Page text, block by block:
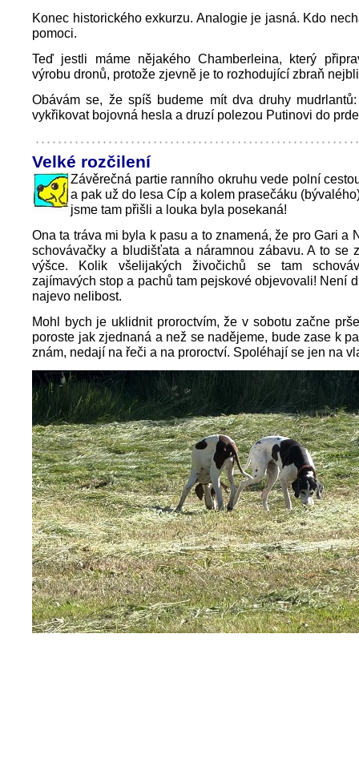
Konec historického exkurzu. Analogie je jasná. Kdo
pomoci.
Teď jestli máme nějakého Chamberleina, který
výrobu dronů, protože zjevně je to rozhodující zbraň
Obávám se, že spíš budeme mít dva druhy
vykřikovat bojovná hesla a druzí polezou Putinovi do
Velké rozčilení
Závěrečná partie ranního okruhu vede polní
a pak už do lesa Cíp a kolem prasečáku
jsme tam přišli a louka byla posekaná!
Ona ta tráva mi byla k pasu a to znamená, že pro Gari a
schovávačky a bludišťata a náramnou zábavu. A to se
výšce. Kolik všelijakých živočichů se tam
zajímavých stop a pachů tam pejskové objevovali! Není
najevo nelibost.
Mohl bych je uklidnit proroctvím, že v sobotu začne
poroste jak zjednaná a než se nadějeme, bude zase k
znám, nedají na řeči a na proroctví. Spoléhají se jen na